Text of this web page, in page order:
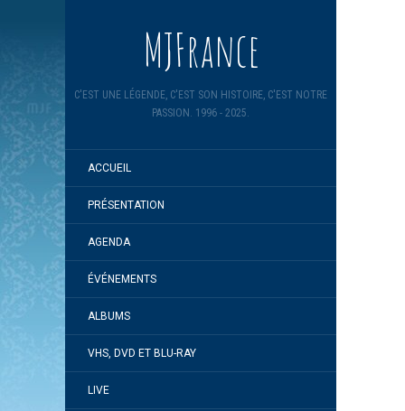
MJFrance
C'EST UNE LÉGENDE, C'EST SON HISTOIRE, C'EST NOTRE
PASSION. 1996 - 2025.
ACCUEIL
PRÉSENTATION
AGENDA
ÉVÉNEMENTS
ALBUMS
VHS, DVD ET BLU-RAY
LIVE